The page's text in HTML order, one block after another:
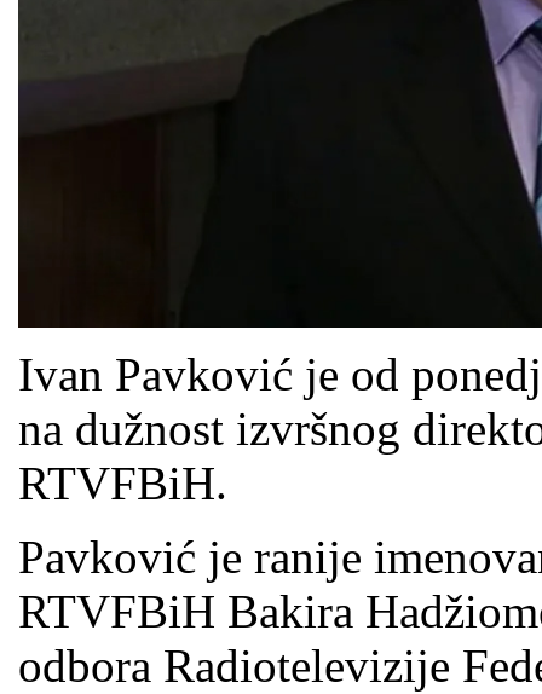
Ivan Pavković je od
na dužnost izvršnog
RTVFBiH.
Pavković je ranije
RTVFBiH Bakira
odbora Radiotelevizije